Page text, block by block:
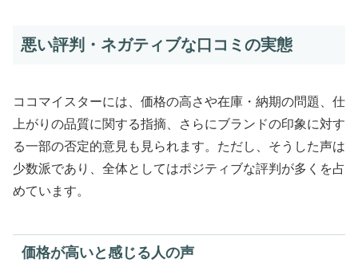
悪い評判・ネガティブな口コミの実態
ココマイスターには、価格の高さや在庫・納期の問題、仕
上がりの品質に関する指摘、さらにブランドの印象に対す
る一部の否定的意見も見られます。ただし、そうした声は
少数派であり、全体としてはポジティブな評判が多くを占
めています。
価格が高いと感じる人の声